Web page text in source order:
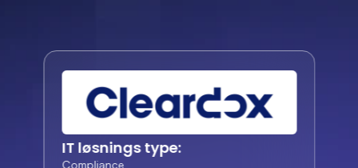
IT løsnings type:
Compliance